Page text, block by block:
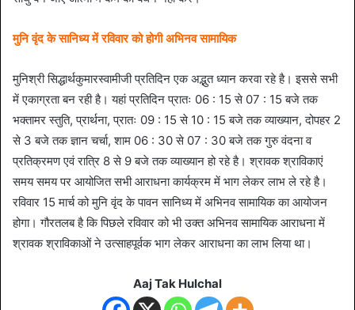
मुनि वृंद के सानिध्य में रविवार को होगी अभिनव सामायिक
मुनिश्री सिद्धार्थकुमारस्वामीजी प्रतिदिन एक अद्भुत ध्यान करवा रहे है। इससे सभी
में एकाग्रता बन रही है। यहां प्रतिदिन प्रातः 06 : 15 से 07 : 15 बजे तक
भक्तामर स्तुति, प्रार्थना, प्रातः 09 : 15 से 10 : 15 बजे तक व्याख्यान, दोपहर 2
से 3 बजे तक ज्ञान चर्चा, शाम 06 : 30 से 07 : 30 बजे तक गुरु वंदना व
प्रतिक्रमण एवं रात्रि 8 से 9 बजे तक व्याख्यान हो रहे है। श्रावक श्राविकाएं
समय समय पर आयोजित सभी आराधना कार्यक्रम में भाग लेकर लाभ ले रहे है।
रविवार 15 मार्च को मुनि वृंद के पावन सानिध्य में अभिनव सामायिक का आयोजन
होगा। गौरतलब है कि पिछले रविवार को भी उक्त अभिनव सामायिक आराधना में
श्रावक श्राविकाओं ने उत्साहपूर्वक भाग लेकर आराधना का लाभ लिया था।
Aaj Tak Hulchal